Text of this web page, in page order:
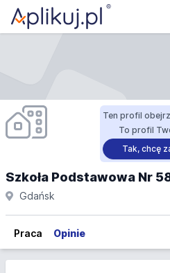
Ten profil
To profil
Tak, chcę
Szkoła Podstawowa Nr
Gdańsk
Praca Opinie